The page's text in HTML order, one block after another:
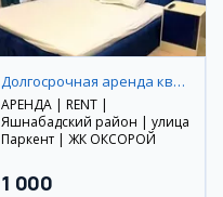
Долгосрочная аренда квартир
АРЕНДА | RENT |
Яшнабадский район | улица
Паркент | ЖК ОКСОРОЙ
1 000